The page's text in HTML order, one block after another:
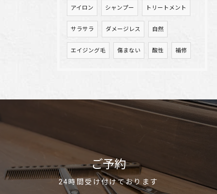
アイロン シャンプー トリートメント
サラサラ ダメージレス 自然
エイジング毛 傷まない 酸性 補修
ご予約
24時間受け付けております